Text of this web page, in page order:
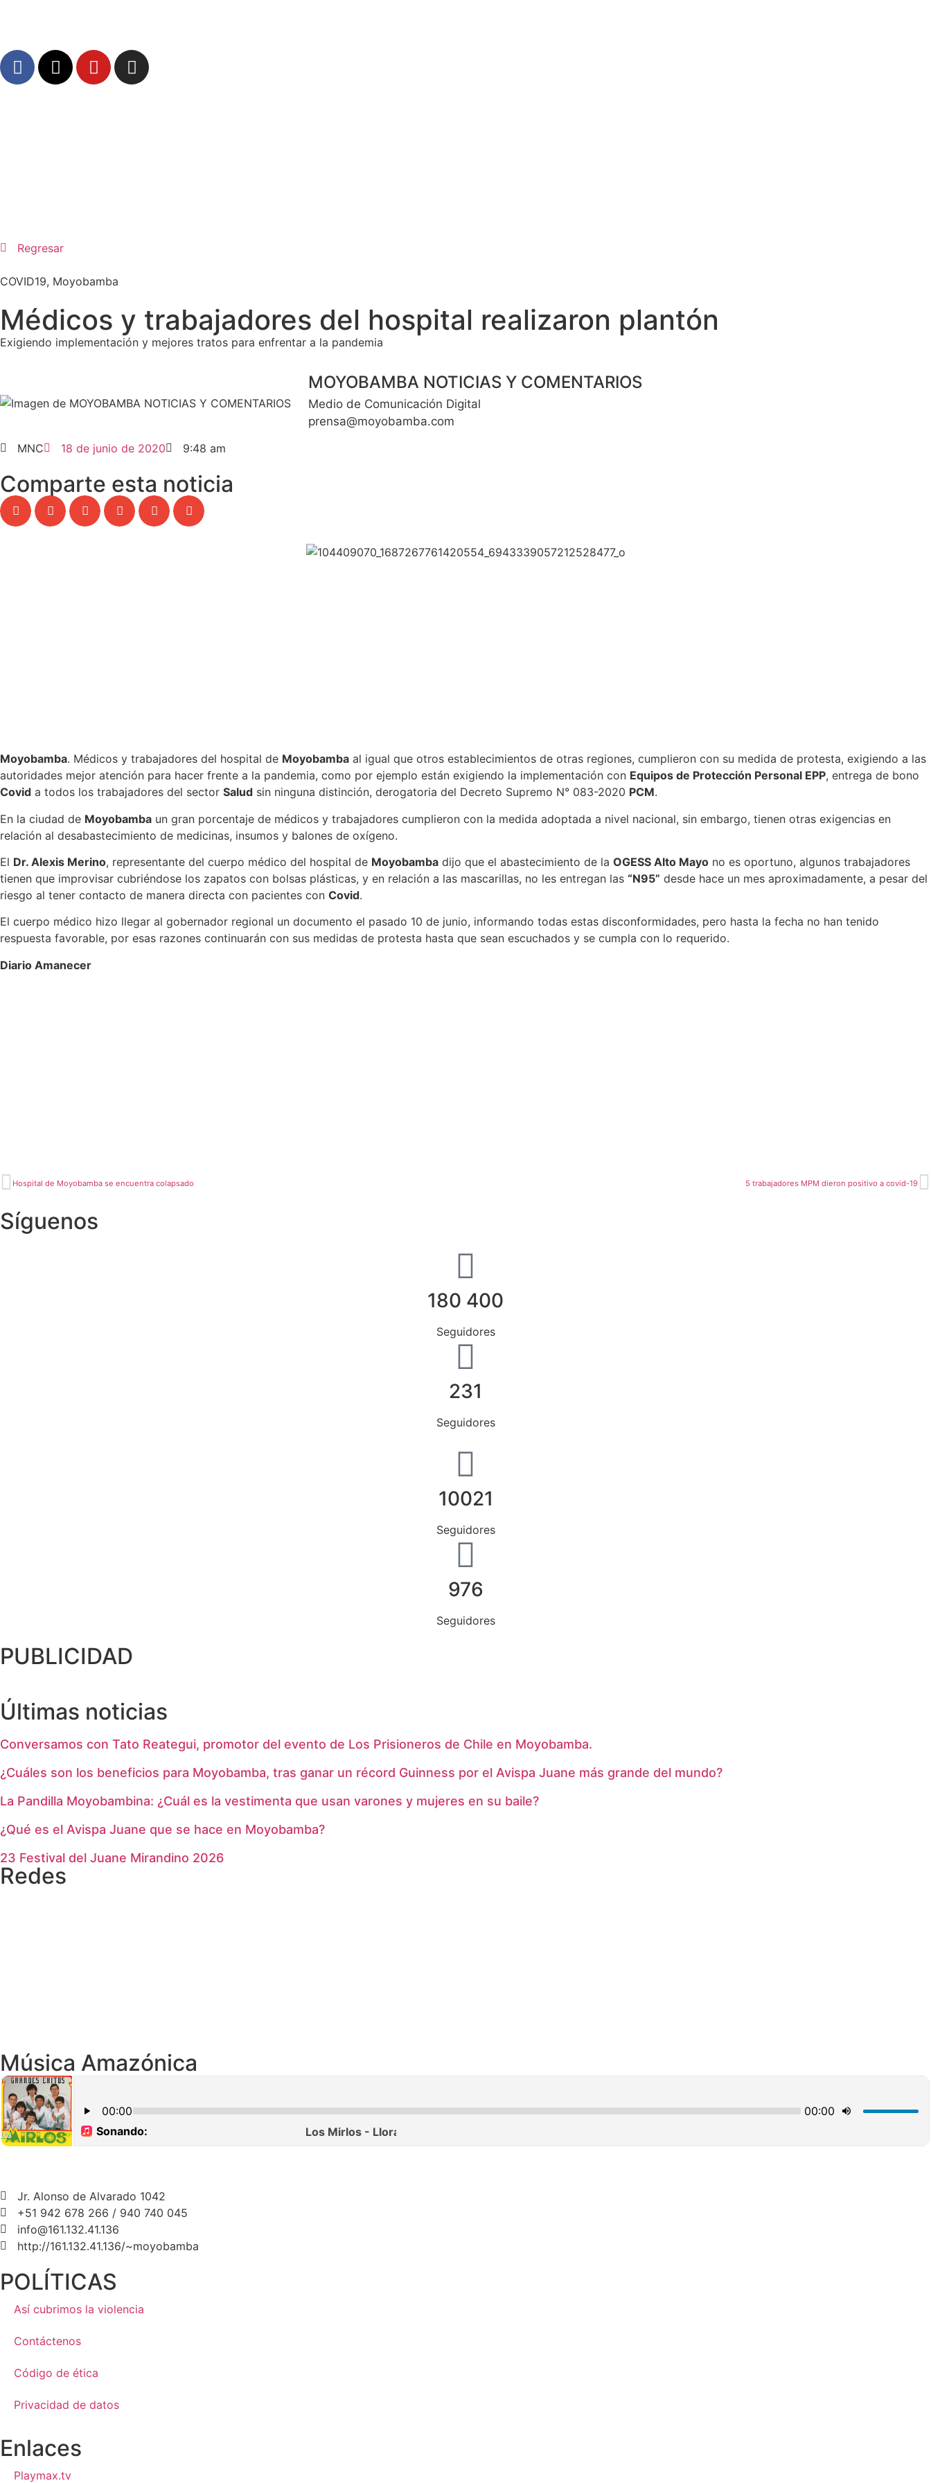
Regresar
COVID19, Moyobamba
Médicos y trabajadores del hospital realizaron plantón
Exigiendo implementación y mejores tratos para enfrentar a la pandemia
MOYOBAMBA NOTICIAS Y COMENTARIOS
Medio de Comunicación Digital
prensa@moyobamba.com
MNC
18 de junio de 2020 9:48 am
Comparte esta noticia
Moyobamba. Médicos y trabajadores del hospital de Moyobamba al igual que otros establecimientos de otras regiones, cumplieron con su medida de protesta, exigiendo a las
autoridades mejor atención para hacer frente a la pandemia, como por ejemplo están exigiendo la implementación con Equipos de Protección Personal EPP, entrega de bono
Covid a todos los trabajadores del sector Salud sin ninguna distinción, derogatoria del Decreto Supremo N° 083-2020 PCM.
En la ciudad de Moyobamba un gran porcentaje de médicos y trabajadores cumplieron con la medida adoptada a nivel nacional, sin embargo, tienen otras exigencias en
relación al desabastecimiento de medicinas, insumos y balones de oxígeno.
El Dr. Alexis Merino, representante del cuerpo médico del hospital de Moyobamba dijo que el abastecimiento de la OGESS Alto Mayo no es oportuno, algunos trabajadores
tienen que improvisar cubriéndose los zapatos con bolsas plásticas, y en relación a las mascarillas, no les entregan las “N95” desde hace un mes aproximadamente, a pesar del
riesgo al tener contacto de manera directa con pacientes con Covid.
El cuerpo médico hizo llegar al gobernador regional un documento el pasado 10 de junio, informando todas estas disconformidades, pero hasta la fecha no han tenido
respuesta favorable, por esas razones continuarán con sus medidas de protesta hasta que sean escuchados y se cumpla con lo requerido.
Diario Amanecer
Hospital de Moyobamba se encuentra colapsado 5 trabajadores MPM dieron positivo a covid-19
Síguenos
180 400
Seguidores
231
Seguidores
10021
Seguidores
976
Seguidores
PUBLICIDAD
Últimas noticias
Conversamos con Tato Reategui, promotor del evento de Los Prisioneros de Chile en Moyobamba.
¿Cuáles son los beneficios para Moyobamba, tras ganar un récord Guinness por el Avispa Juane más grande del mundo?
La Pandilla Moyobambina: ¿Cuál es la vestimenta que usan varones y mujeres en su baile?
¿Qué es el Avispa Juane que se hace en Moyobamba?
23 Festival del Juane Mirandino 2026
Redes
Música Amazónica
Jr. Alonso de Alvarado 1042
+51 942 678 266 / 940 740 045
info@161.132.41.136
http://161.132.41.136/~moyobamba
POLÍTICAS
Así cubrimos la violencia
Contáctenos
Código de ética
Privacidad de datos
Enlaces
Playmax.tv